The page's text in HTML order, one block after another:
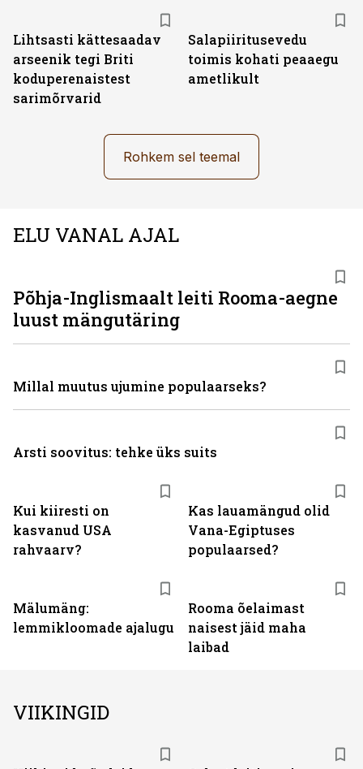
Lihtsasti kättesaadav
arseenik tegi Briti
koduperenaistest
sarimõrvarid
Salapiiritusevedu
toimis kohati peaaegu
ametlikult
Rohkem sel teemal
ELU VANAL AJAL
Kui kiiresti on
kasvanud USA
rahvaarv?
Kas lauamängud olid
Vana-Egiptuses
populaarsed?
Mälumäng:
lemmikloomade ajalugu
Rooma õelaimast
naisest jäid maha
laibad
Põhja-Inglismaalt leiti Rooma-aegne
luust mängutäring
Millal muutus ujumine populaarseks?
Arsti soovitus: tehke üks suits
VIIKINGID